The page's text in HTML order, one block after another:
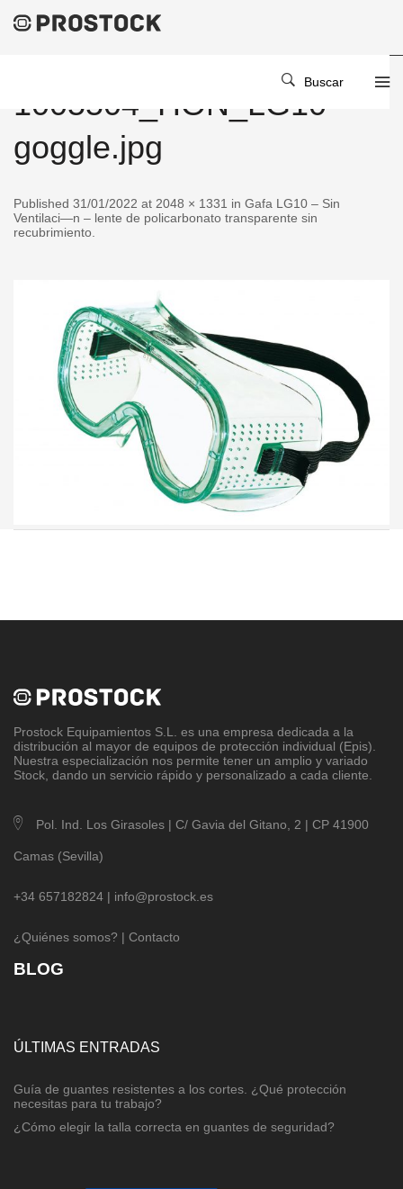
Buscar
1005504_HON_LG10-
goggle.jpg
Published 31/01/2022 at 2048 × 1331 in Gafa LG10 – Sin
Ventilaci—n – lente de policarbonato transparente sin
recubrimiento.
Prostock Equipamientos S.L
. es una empresa dedicada a la
distribución al mayor de equipos de protección individual (Epis).
Nuestra especialización nos permite tener un amplio y variado
Stock, dando un servicio rápido y personalizado a cada cliente.
Pol. Ind. Los Girasoles | C/ Gavia del Gitano, 2 | CP 41900
Camas (Sevilla)
+34 657182824 | info@prostock.es
¿Quiénes somos? | Contacto
BLOG
ÚLTIMAS ENTRADAS
Guía de guantes resistentes a los cortes. ¿Qué protección
necesitas para tu trabajo?
¿Cómo elegir la talla correcta en guantes de seguridad?